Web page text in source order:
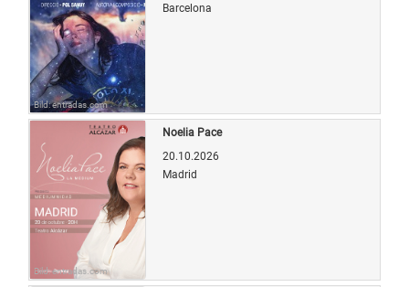
Bild: entradas.com
Barcelona
Bild: entradas.com
Noelia Pace
20.10.2026
Madrid